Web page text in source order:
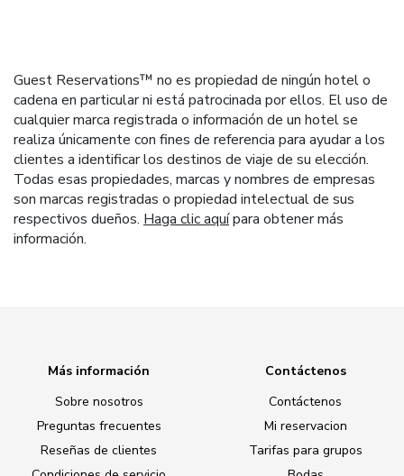
Guest Reservations™ no es propiedad de ningún hotel o
cadena en particular ni está patrocinada por ellos. El uso de
cualquier marca registrada o información de un hotel se
realiza únicamente con fines de referencia para ayudar a los
clientes a identificar los destinos de viaje de su elección.
Todas esas propiedades, marcas y nombres de empresas
son marcas registradas o propiedad intelectual de sus
respectivos dueños. Haga clic aquípara obtener más
información.
Más información
Sobre nosotros
Preguntas frecuentes
Reseñas de clientes
Contáctenos
Contáctenos
Mi reservacion
Tarifas para grupos